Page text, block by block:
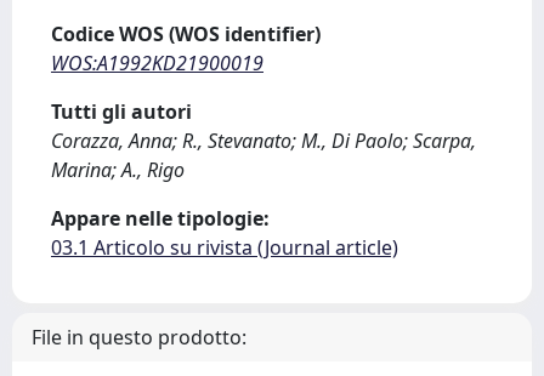
Codice WOS (WOS identifier)
WOS:A1992KD21900019
Tutti gli autori
Corazza, Anna; R., Stevanato; M., Di Paolo; Scarpa,
Marina; A., Rigo
Appare nelle tipologie:
03.1 Articolo su rivista (Journal article)
File in questo prodotto: